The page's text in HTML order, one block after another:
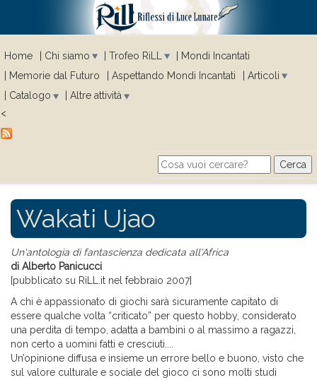
Home Chi siamo Trofeo RiLL
Mondi Incantati
Memorie dal Futuro
Aspettando Mondi Incantati
Articoli
Catalogo
Altre attività
<
Search form
Cerca
Wakati Ujao
Un'antologia di fantascienza dedicata all'Africa
di Alberto Panicucci
[pubblicato su RiLL.it nel febbraio 2007]
A chi è appassionato di giochi sarà sicuramente capitato di
essere qualche volta “criticato” per questo hobby, considerato
una perdita di tempo, adatta a bambini o al massimo a ragazzi,
non certo a uomini fatti e cresciuti....
Un’opinione diffusa e insieme un errore bello e buono, visto che
sul valore culturale e sociale del gioco ci sono molti studi